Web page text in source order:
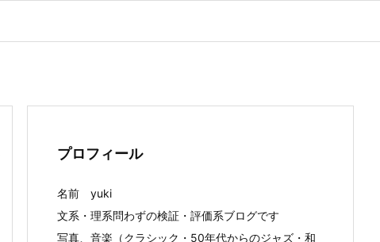
プロフィール
名前 yuki
文系・理系問わずの検証・評価系ブログです
写真、音楽（クラシック・50年代からのジャズ・和